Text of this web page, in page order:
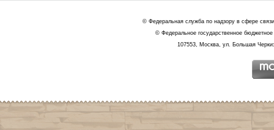
© Федеральная служба по надзору в сфере
© Федеральное государственное
107553, Москва, ул. Большая